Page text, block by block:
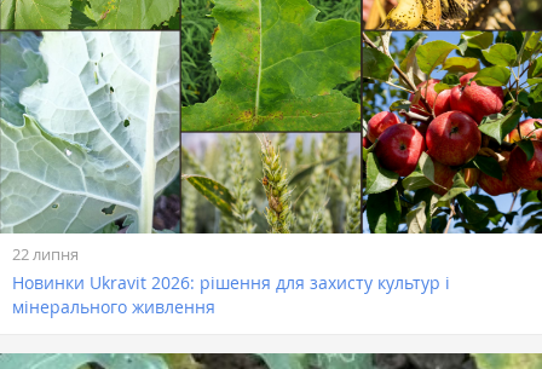
22 липня
Новинки Ukravit 2026: рішення для захисту культур і
мінерального живлення